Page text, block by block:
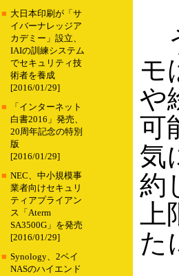
■ 大日本印刷が「サ
イバーナレッジア
カデミー」設立、
IAIの訓練システム
でセキュリティ技
術者を養成
[2016/01/29]
■
「インターネット
白書2016」発売、
20周年記念の特別
版
[2016/01/29]
■ NEC、中小規模事
業者向けセキュリ
ティアプライアン
ス「Aterm
SA3500G」を発売
[2016/01/29]
■ Synology、2ベイ
NASのハイエンド
モ
や
可
気
約
た